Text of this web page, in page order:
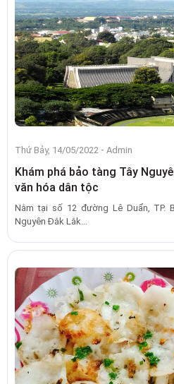
Thứ Bảy, 14/05/2022 - Admin
Khám phá bảo tàng Tây
văn hóa dân tộc
Nằm tại số 12 đường Lê Duẩn, TP.
Nguyên Đắk Lắk...